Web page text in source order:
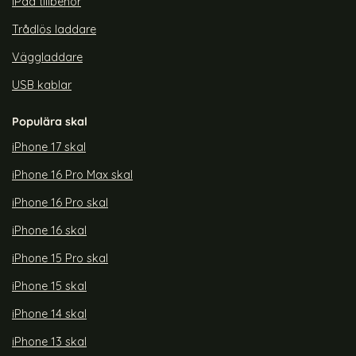
Trådlös laddare
Väggladdare
USB kablar
Populära skal
iPhone 17 skal
iPhone 16 Pro Max skal
iPhone 16 Pro skal
iPhone 16 skal
iPhone 15 Pro skal
iPhone 15 skal
iPhone 14 skal
iPhone 13 skal